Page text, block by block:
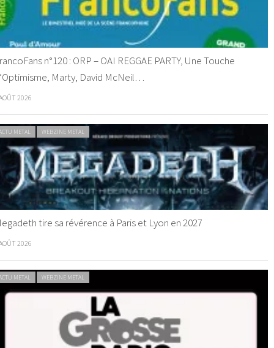
n°120 : ORP – OAI REGGAE PARTY, Une Touche
Marty, David McNeil…
2026
METAL WEBZINE METAL
tire sa révérence à Paris et Lyon en 2027
2026
METAL WEBZINE METAL